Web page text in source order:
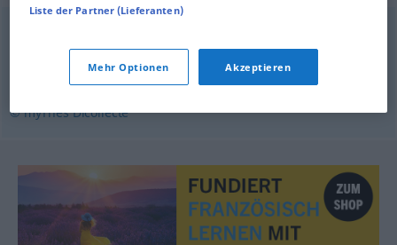
© myThes Dicollecte
Liste der Partner (Lieferanten)
Mehr Optionen Akzeptieren